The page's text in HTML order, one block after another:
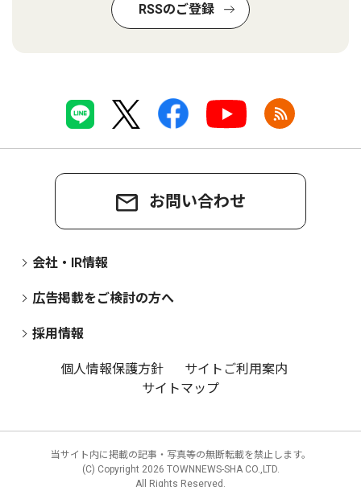
RSSのご登録
お問い合わせ
会社・IR情報
広告掲載をご検討の方へ
採用情報
個人情報保護方針
サイトご利用案内
サイトマップ
当サイト内に掲載の記事・写真等の無断転載を禁止します。
(C) Copyright 2026 TOWNNEWS-SHA CO.,LTD.
All Rights Reserved.